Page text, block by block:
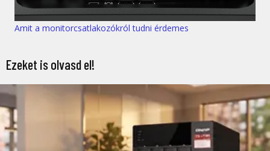
Amit a monitorcsatlakozókról tudni érdemes
Ezeket is olvasd el!